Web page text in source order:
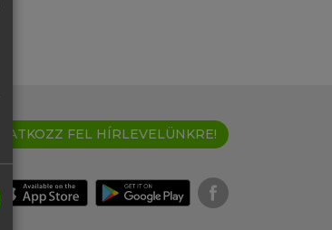
IRATKOZZ FEL HÍRLEVELÜNKRE!